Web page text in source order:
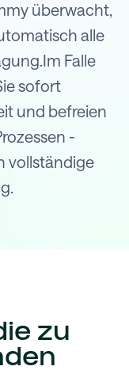
überwacht,
alle
Falle
sofort
und befreien
-
vollständige
zu